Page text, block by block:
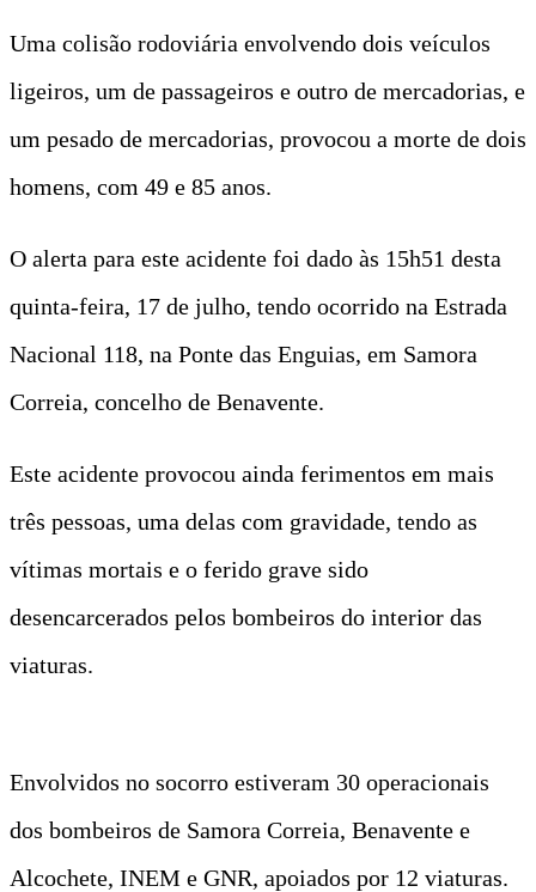
Uma colisão rodoviária envolvendo dois veículos
ligeiros, um de passageiros e outro de mercadorias, e
um pesado de mercadorias, provocou a morte de dois
homens, com 49 e 85 anos.
O alerta para este acidente foi dado às 15h51 desta
quinta-feira, 17 de julho, tendo ocorrido na Estrada
Nacional 118, na Ponte das Enguias, em Samora
Correia, concelho de Benavente.
Este acidente provocou ainda ferimentos em mais
três pessoas, uma delas com gravidade, tendo as
vítimas mortais e o ferido grave sido
desencarcerados pelos bombeiros do interior das
viaturas.
Envolvidos no socorro estiveram 30 operacionais
dos bombeiros de Samora Correia, Benavente e
Alcochete, INEM e GNR, apoiados por 12 viaturas.